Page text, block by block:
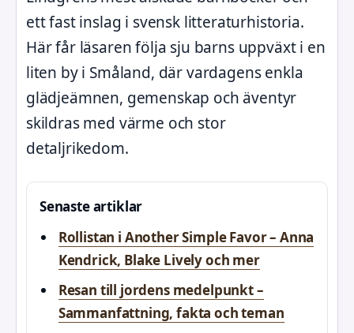
ett fast inslag i svensk litteraturhistoria.
Här får läsaren följa sju barns uppväxt i en
liten by i Småland, där vardagens enkla
glädjeämnen, gemenskap och äventyr
skildras med värme och stor
detaljrikedom.
Senaste artiklar
Rollistan i Another Simple Favor – Anna
Kendrick, Blake Lively och mer
Resan till jordens medelpunkt –
Sammanfattning, fakta och teman